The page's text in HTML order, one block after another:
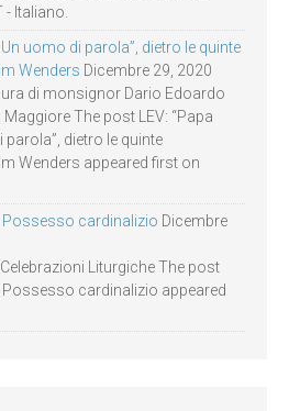
Italiano.
Un uomo di parola”, dietro le quinte
Wenders Dicembre 29, 2020
di monsignor Dario Edoardo
The post LEV: “Papa
dietro le quinte
Wenders appeared first on
Possesso cardinalizio Dicembre
Liturgiche The post
Possesso cardinalizio appeared